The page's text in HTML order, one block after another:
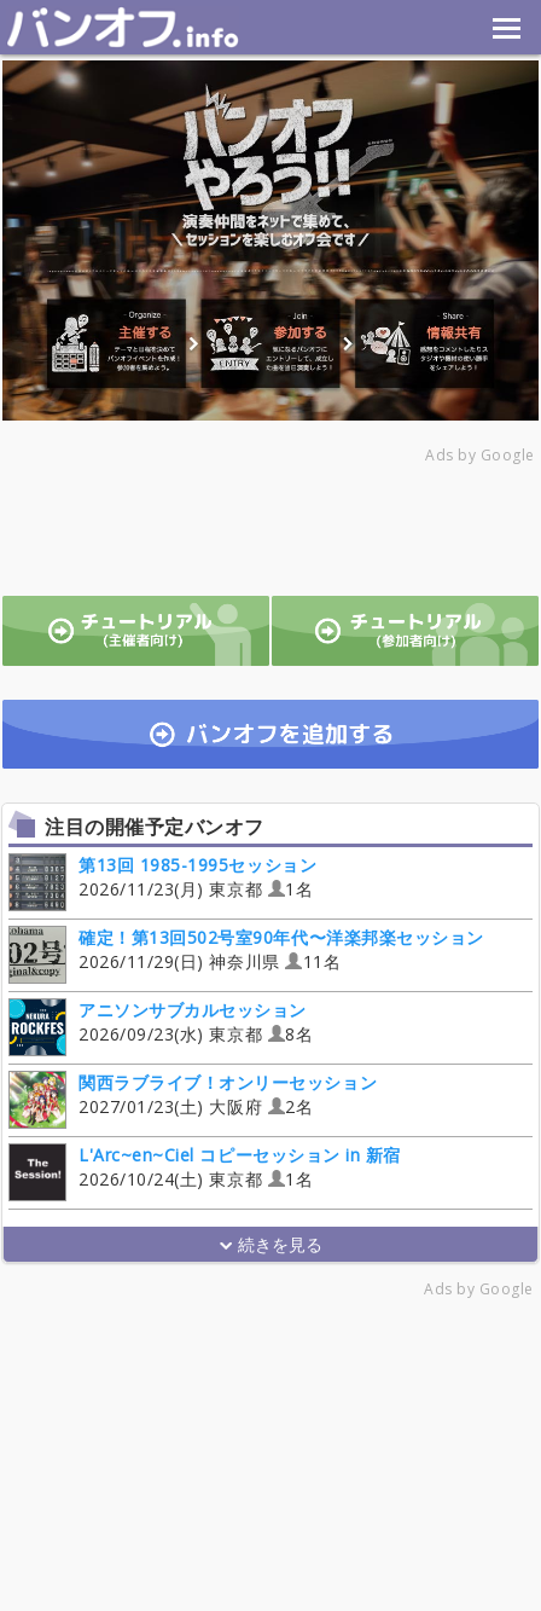
Ads by Google
注目の開催予定バンオフ
第13回 1985-1995セッション
2026/11/23(月) 東京都
1名
確定！第13回502号室90年代〜洋楽邦楽セッション
2026/11/29(日) 神奈川県
11名
アニソンサブカルセッション
2026/09/23(水) 東京都
8名
関西ラブライブ！オンリーセッション
2027/01/23(土) 大阪府
2名
L'Arc~en~Ciel コピーセッション in 新宿
2026/10/24(土) 東京都
1名
Ads by Google